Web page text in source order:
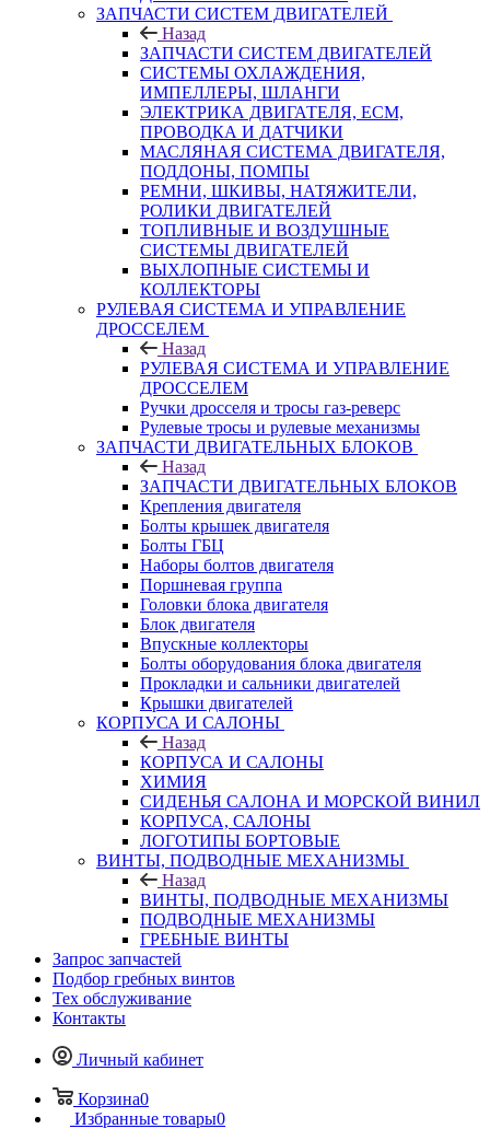
ЗАПЧАСТИ СИСТЕМ ДВИГАТЕЛЕЙ
Назад
ЗАПЧАСТИ СИСТЕМ ДВИГАТЕЛЕЙ
СИСТЕМЫ ОХЛАЖДЕНИЯ,
ИМПЕЛЛЕРЫ, ШЛАНГИ
ЭЛЕКТРИКА ДВИГАТЕЛЯ, ECM,
ПРОВОДКА И ДАТЧИКИ
МАСЛЯНАЯ СИСТЕМА ДВИГАТЕЛЯ,
ПОДДОНЫ, ПОМПЫ
РЕМНИ, ШКИВЫ, НАТЯЖИТЕЛИ,
РОЛИКИ ДВИГАТЕЛЕЙ
ТОПЛИВНЫЕ И ВОЗДУШНЫЕ
СИСТЕМЫ ДВИГАТЕЛЕЙ
ВЫХЛОПНЫЕ СИСТЕМЫ И
КОЛЛЕКТОРЫ
РУЛЕВАЯ СИСТЕМА И УПРАВЛЕНИЕ
ДРОССЕЛЕМ
Назад
РУЛЕВАЯ СИСТЕМА И УПРАВЛЕНИЕ
ДРОССЕЛЕМ
Ручки дросселя и тросы газ-реверс
Рулевые тросы и рулевые механизмы
ЗАПЧАСТИ ДВИГАТЕЛЬНЫХ БЛОКОВ
Назад
ЗАПЧАСТИ ДВИГАТЕЛЬНЫХ БЛОКОВ
Крепления двигателя
Болты крышек двигателя
Болты ГБЦ
Наборы болтов двигателя
Поршневая группа
Головки блока двигателя
Блок двигателя
Впускные коллекторы
Болты оборудования блока двигателя
Прокладки и сальники двигателей
Крышки двигателей
КОРПУСА И САЛОНЫ
Назад
КОРПУСА И САЛОНЫ
ХИМИЯ
СИДЕНЬЯ САЛОНА И МОРСКОЙ ВИНИЛ
КОРПУСА, САЛОНЫ
ЛОГОТИПЫ БОРТОВЫЕ
ВИНТЫ, ПОДВОДНЫЕ МЕХАНИЗМЫ
Назад
ВИНТЫ, ПОДВОДНЫЕ МЕХАНИЗМЫ
ПОДВОДНЫЕ МЕХАНИЗМЫ
ГРЕБНЫЕ ВИНТЫ
Запрос запчастей
Подбор гребных винтов
Тех обслуживание
Контакты
Личный кабинет
Корзина0
Избранные товары0